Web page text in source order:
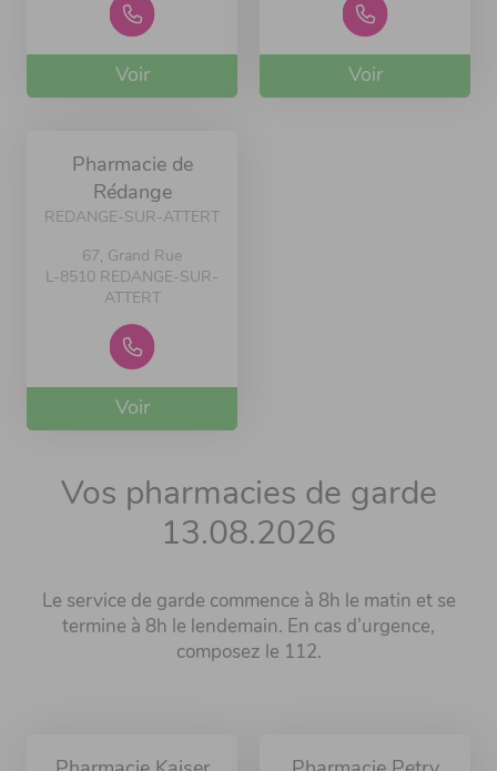
Voir Voir
Pharmacie de
Rédange
REDANGE-SUR-ATTERT
67, Grand Rue
L-8510 REDANGE-SUR-
ATTERT
Voir
Vos pharmacies de garde
13.08.2026
Le service de garde commence à 8h le matin et se
termine à 8h le lendemain. En cas d’urgence,
composez le 112.